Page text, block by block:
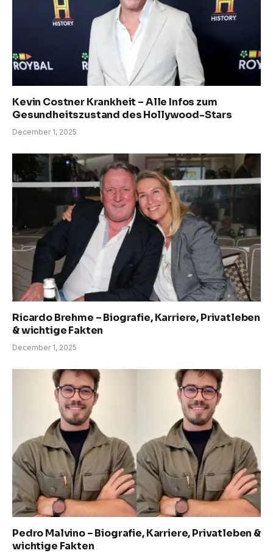
Kevin Costner Krankheit – Alle Infos zum
Gesundheitszustand des Hollywood-Stars
December 1, 2025
Ricardo Brehme – Biografie, Karriere, Privatleben
& wichtige Fakten
December 1, 2025
Pedro Malvino – Biografie, Karriere, Privatleben &
wichtige Fakten